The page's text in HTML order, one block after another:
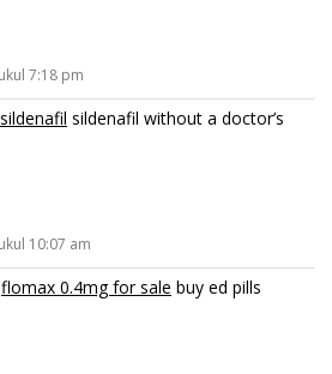
7:18 pm
sildenafil without a doctor’s
10:07 am
flomax 0.4mg for sale buy ed pills